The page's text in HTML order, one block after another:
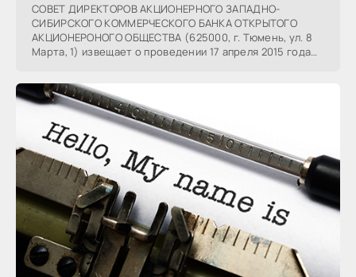
СОВЕТ ДИРЕКТОРОВ АКЦИОНЕРНОГО ЗАПАДНО-
СИБИРСКОГО КОММЕРЧЕСКОГО БАНКА ОТКРЫТОГО
АКЦИОНЕРОНОГО ОБЩЕСТВА (625000, г. Тюмень, ул. 8
Марта, 1) извещает о проведении 17 апреля 2015 года